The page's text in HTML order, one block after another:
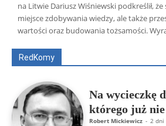
na Litwie Dariusz Wiśniewski podkreślił,
miejsce zdobywania wiedzy, ale także
wartości oraz budowania tożsamości.
RedKomy
Wszyscy Aleksander
Artur
ks. Jarosław Wąsowicz
Na wycieczkę
którego już
Robert Mickiewicz - 2 dni